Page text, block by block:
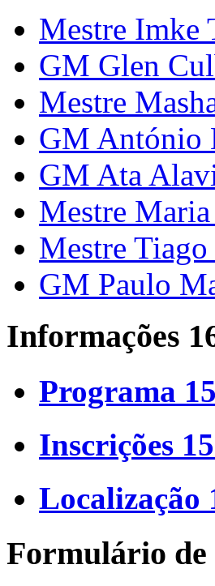
Mestre Imke
GM Glen
Mestre
GM António
GM Ata
Mestre
Mestre
GM Paulo
Informações
Programa
Inscrições
Localização
Formulário de